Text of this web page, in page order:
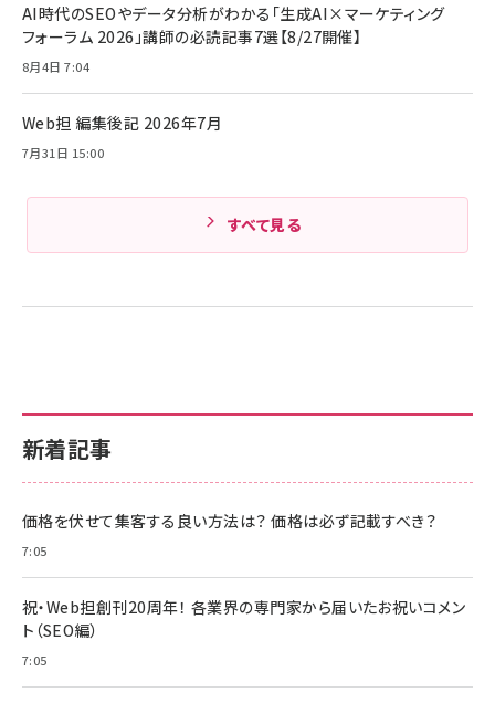
Amazonランキングをもっと見る
ケーブル Anker絡まないケーブル 240W 結束バン
ド付き USB PD対応 シリコン素材採用 iPhone
17 / 16 / 15 / Galaxy iPad Pro MacBook
Amazonランキングをもっと見る
￥4,857
新着記事
価格を伏せて集客する良い方法は？ 価格は必ず記載すべき？
7:05
祝・Web担創刊20周年！ 各業界の専門家から届いたお祝いコメン
ト（SEO編）
7:05
AI時代のSEOやデータ分析がわかる「生成AI×マーケティング
フォーラム 2026」講師の必読記事7選【8/27開催】
8月4日 7:04
Web担 編集後記 2026年7月
7月31日 15:00
すべて見る